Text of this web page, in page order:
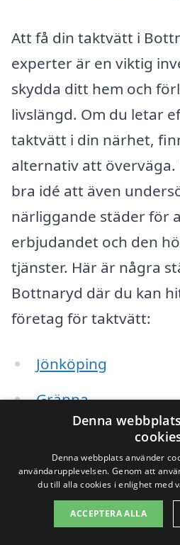
Att få din taktvätt i
experter är en viktig
skydda ditt hem och
livslängd. Om du letar
taktvätt i din närhet,
alternativ att överväga.
bra idé att även
närliggande städer för
erbjudandet och den
tjänster. Här är några
Bottnaryd där du kan
företag för taktvätt:
Jönköping
Gränna
Habo
Ölmstad
Denna
Denna webbplats använder
användarupplevelsen. Genom att
du till alla cookies i enlighet med
ACCEPTERA ALLA